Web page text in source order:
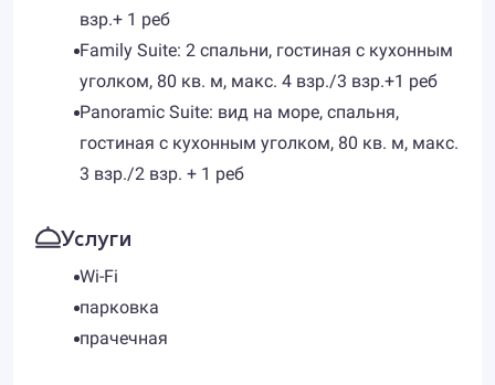
взр.+ 1 реб
Family Suite: 2 спальни, гостиная с кухонным
уголком, 80 кв. м, макс. 4 взр./3 взр.+1 реб
Panoramic Suite: вид на море, спальня,
гостиная с кухонным уголком, 80 кв. м, макс.
3 взр./2 взр. + 1 реб
Услуги
Wi-Fi
парковка
прачечная